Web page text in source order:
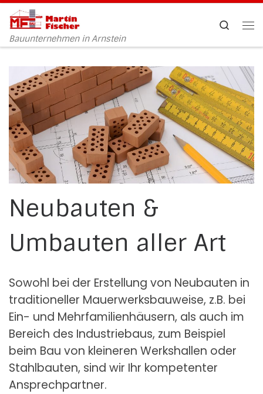
Zum Inhalt springen
Bauunternehmen in Arnstein
Search
Neubauten &
Umbauten aller Art
Sowohl bei der Erstellung von Neubauten in
traditioneller Mauerwerksbauweise, z.B. bei
Ein- und Mehrfamilienhäusern, als auch im
Bereich des Industriebaus, zum Beispiel
beim Bau von kleineren Werkshallen oder
Stahlbauten, sind wir Ihr kompetenter
Ansprechpartner.